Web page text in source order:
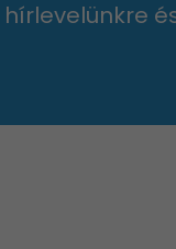
hírlevelünkre